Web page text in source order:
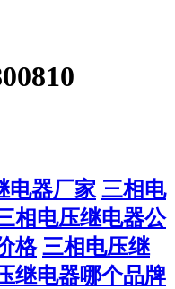
电器厂家 三相电
相电压继电器公
格 三相电压继
继电器哪个品牌